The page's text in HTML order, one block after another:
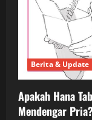
Berita & Update
Apakah Hana
Mendengar Pria?